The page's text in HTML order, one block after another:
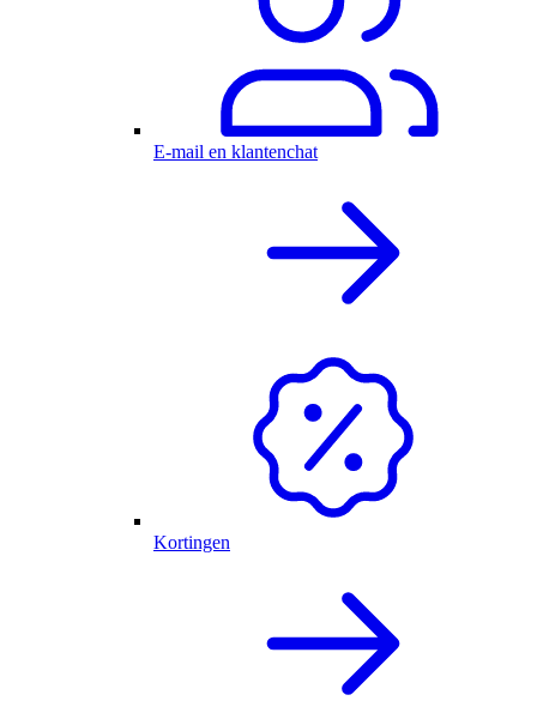
E-mail en klantenchat
Kortingen